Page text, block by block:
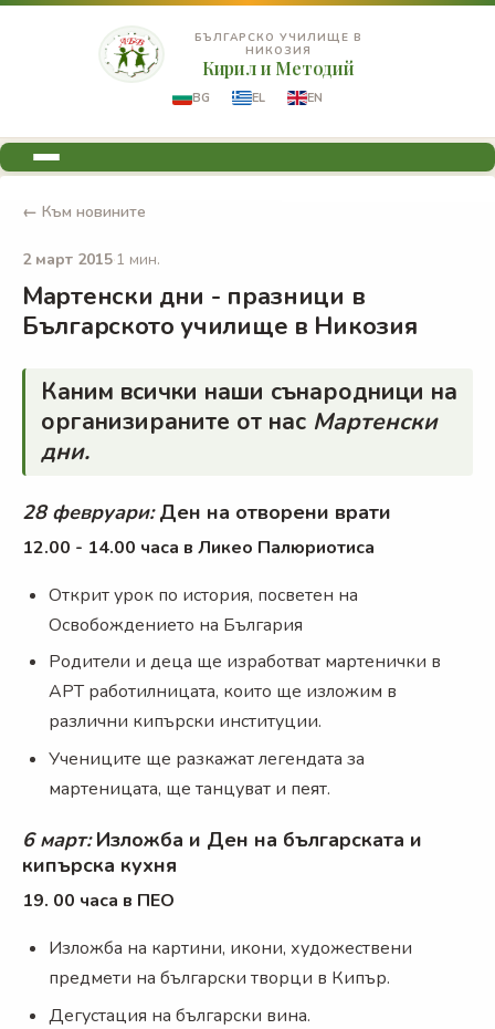
БЪЛГАРСКО УЧИЛИЩЕ В
НИКОЗИЯ
Кирил и Методий
BG EL EN
← Към новините
2 март 2015·1 мин.
Мартенски дни - празници в
Българското училище в Никозия
Каним всички наши сънародници на
организираните от нас Мартенски
дни.
28 февруари:Ден на отворени врати
12.00 - 14.00 часа в Ликео Палюриотиса
Открит урок по история, посветен на
Освобождението на България
Родители и деца ще изработват мартенички в
АРТ работилницата, които ще изложим в
различни кипърски институции.
Учениците ще разкажат легендата за
мартеницата, ще танцуват и пеят.
6 март:Изложба и Ден на българската и
кипърска кухня
19. 00 часа в ПЕО
Изложба на картини, икони, художествени
предмети на български творци в Кипър.
Дегустация на български вина.